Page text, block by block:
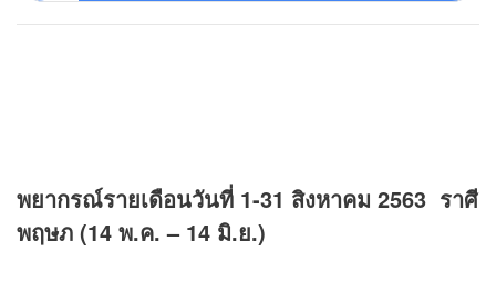
พยากรณ์รายเดือนวันที่ 1-31 สิงหาคม 2563 ราศี
พฤษภ (14 พ.ค. – 14 มิ.ย.)